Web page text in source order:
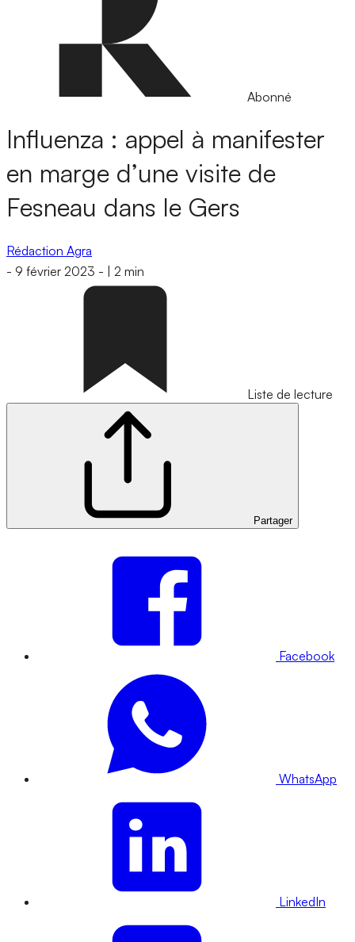
Abonné
Influenza : appel à manifester
en marge d’une visite de
Fesneau dans le Gers
Rédaction Agra
- 9 février 2023 - 2 min
Liste de lecture
Partager
Facebook
WhatsApp
LinkedIn